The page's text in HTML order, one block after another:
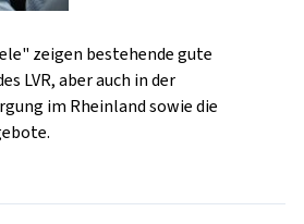
zeigen bestehende gute
LVR, aber auch in der
im Rheinland sowie die